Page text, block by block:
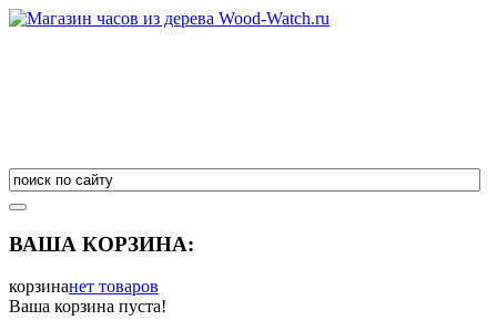
ВАША КОРЗИНА:
корзинанет товаров
Ваша корзина пуста!